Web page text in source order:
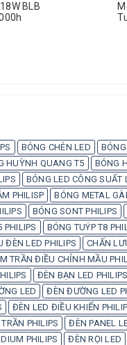
BLB
BÓNG CHÉN LED
HUỲNH QUANG T5 BÓNG
BÓNG LED CÔNG SUẤT
PHILISP BÓNG METAL
BÓNG SONT PHILIPS
PHILIPS BÓNG TUÝP T8
ĐÈN LED PHILIPS CHẤN
TRẦN ĐIỀU CHỈNH MẦU
ĐÈN BẠN LED PHILIPS
LED ĐÈN ĐƯỜNG LED
ĐÈN LED ĐIỀU KHIỂN
PHILIPS ĐÈN PANEL
PHILIPS ĐÈN RỌI LED